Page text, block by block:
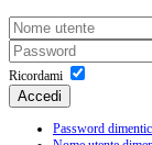
Ricordami
Accedi
Password